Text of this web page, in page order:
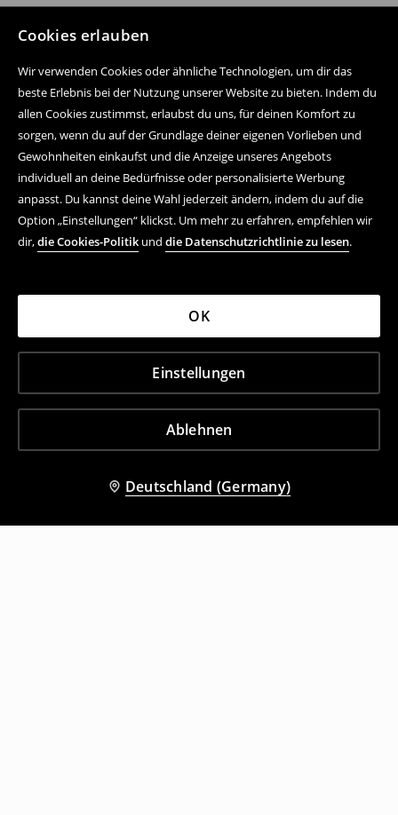
Cookies erlauben
Wir verwenden Cookies oder ähnliche Technologien, um dir das
beste Erlebnis bei der Nutzung unserer Website zu bieten. Indem du
allen Cookies zustimmst, erlaubst du uns, für deinen Komfort zu
sorgen, wenn du auf der Grundlage deiner eigenen Vorlieben und
Gewohnheiten einkaufst und die Anzeige unseres Angebots
individuell an deine Bedürfnisse oder personalisierte Werbung
anpasst. Du kannst deine Wahl jederzeit ändern, indem du auf die
Option „Einstellungen“ klickst. Um mehr zu erfahren, empfehlen wir
dir,die Cookies-Politik und die Datenschutzrichtlinie zu lesen.
Ablehnen
Einstellungen
OK
Deutschland (Germany)